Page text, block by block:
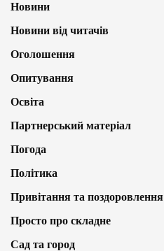
Новини
Новини від читачів
Оголошення
Опитування
Освіта
Партнерський матеріал
Погода
Політика
Привітання та поздоровлення
Просто про складне
Сад та город